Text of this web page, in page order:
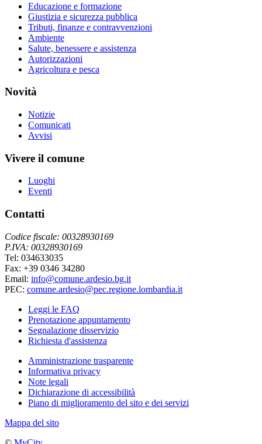
Educazione e formazione
Giustizia e sicurezza pubblica
Tributi, finanze e contravvenzioni
Ambiente
Salute, benessere e assistenza
Autorizzazioni
Agricoltura e pesca
Novità
Notizie
Comunicati
Avvisi
Vivere il comune
Luoghi
Eventi
Contatti
Codice fiscale: 00328930169
P.IVA: 00328930169
Tel: 034633035
Fax: +39 0346 34280
Email: info@comune.ardesio.bg.it
PEC: comune.ardesio@pec.regione.lombardia.it
Leggi le FAQ
Prenotazione appuntamento
Segnalazione disservizio
Richiesta d'assistenza
Amministrazione trasparente
Informativa privacy
Note legali
Dichiarazione di accessibilità
Piano di miglioramento del sito e dei servizi
Mappa del sito